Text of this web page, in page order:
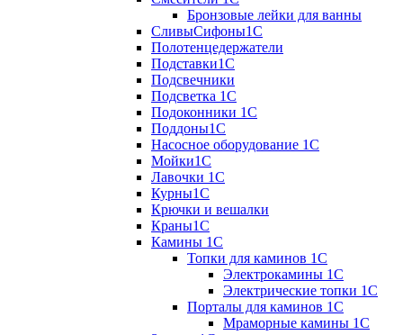
Бронзовые лейки для ванны
СливыСифоны1С
Полотенцедержатели
Подставки1С
Подсвечники
Подсветка 1С
Подоконники 1С
Поддоны1С
Насосное оборудование 1С
Мойки1С
Лавочки 1С
Курны1С
Крючки и вешалки
Краны1С
Камины 1C
Топки для каминов 1C
Электрокамины 1С
Электрические топки 1C
Порталы для каминов 1С
Мраморные камины 1C